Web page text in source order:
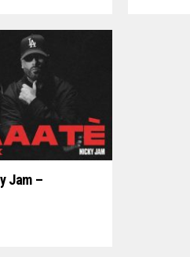
Jam –